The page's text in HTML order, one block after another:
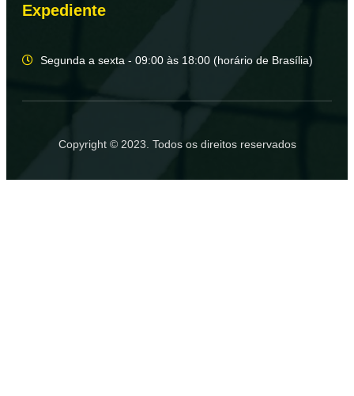
Expediente
Segunda a sexta - 09:00 às 18:00 (horário de Brasília)
Copyright © 2023. Todos os direitos reservados